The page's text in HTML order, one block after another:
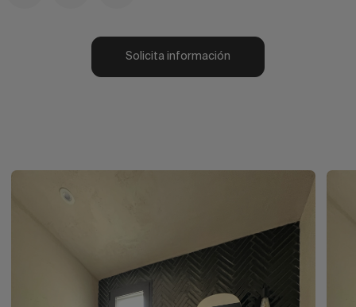
Solicita información